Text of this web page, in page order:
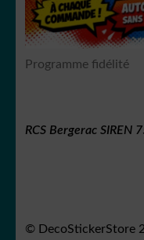
Shezow
Programme fidélité
RCS Bergerac SIREN
© DecoStickerStore